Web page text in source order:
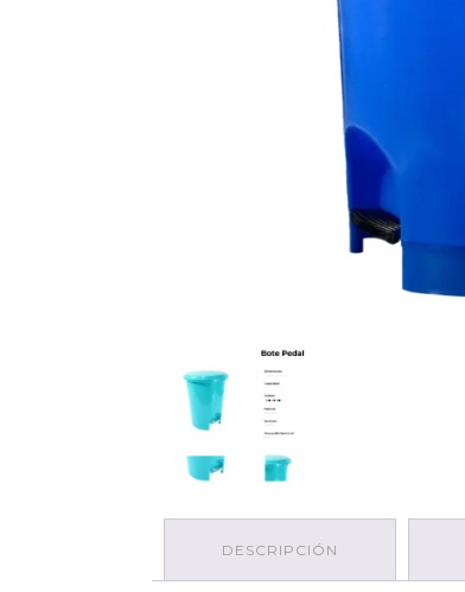
DESCRIPCIÓN